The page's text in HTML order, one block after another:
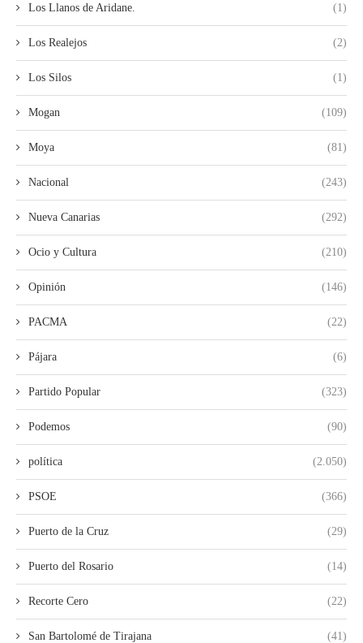
Los Llanos de Aridane. (1)
Los Realejos (2)
Los Silos (1)
Mogan (109)
Moya (81)
Nacional (243)
Nueva Canarias (292)
Ocio y Cultura (210)
Opinión (146)
PACMA (22)
Pájara (6)
Partido Popular (323)
Podemos (90)
política (2.050)
PSOE (366)
Puerto de la Cruz (29)
Puerto del Rosario (14)
Recorte Cero (22)
San Bartolomé de Tirajana (41)